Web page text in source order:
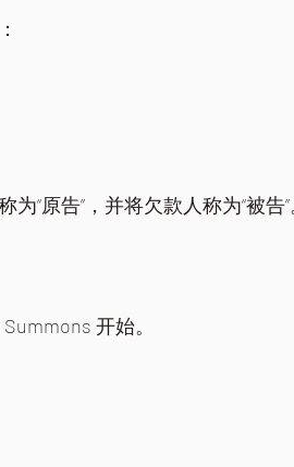
“原告”，并将欠款人称为“被告
开始。